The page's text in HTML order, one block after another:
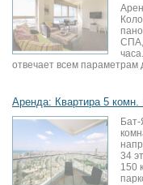
СПА,
отвечает всем параметрам
Аренда: Квартира 5
34
150